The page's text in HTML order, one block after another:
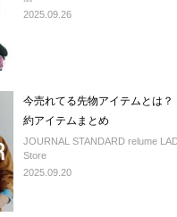
2025.09.26
今売れてる先物アイテムとは？
約アイテムまとめ
JOURNAL STANDARD relume
Store
2025.09.20